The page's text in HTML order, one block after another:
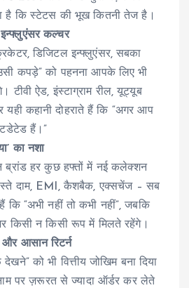
है कि स्टेटस की भूख कितनी तेज है।
इन्फ्लुएंसर कल्चर
डिजिटल इन्फ्लुएंसर, सबका
कपड़े” को पहनना आपके लिए भी
टीवी ऐड, इंस्टाग्राम रील, यूट्यूब
यही कहानी दोहराते हैं कि “अगर आप
हैं।”
का नशा
ब्रांड हर कुछ हफ्तों में नई कलेक्शन
दाम, EMI, कैशबैक, एक्सचेंज – सब
“अभी नहीं तो कभी नहीं”, जबकि
किसी न किसी रूप में मिलते रहेंगे।
और आसान रिटर्न
को भी वित्तीय जोखिम बना दिया
पर ज़रूरत से ज्यादा ऑर्डर कर लेते